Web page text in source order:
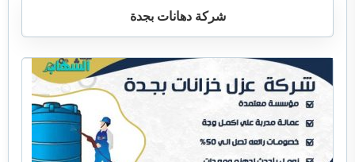
شركة دهانات بجدة